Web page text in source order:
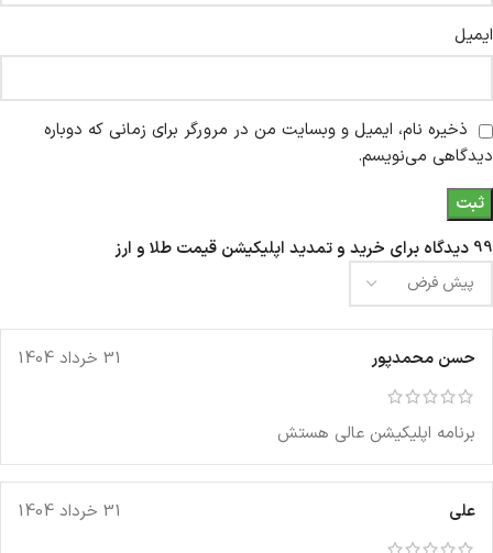
99 دیدگاه برای خرید و تمدید اپلیکیشن قیمت طلا و ارز
حسن محمدپور 31 خرداد 1404
برنامه اپلیکیشن عالی هستش
علی 31 خرداد 1404
ایمیل
ذخیره نام، ایمیل و وبسایت من در مرورگر برای زمانی که دوباره
دیدگاهی می‌نویسم.